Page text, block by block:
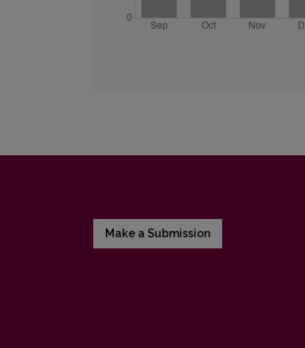
Make a Submission